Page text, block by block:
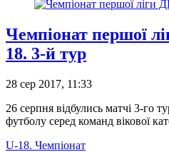
Чемпіонат першої
18. 3-й тур
28 сер 2017, 11:33
26 серпня відбулись матчі 3-го
футболу серед команд вікової
U-18. Чемпіонат